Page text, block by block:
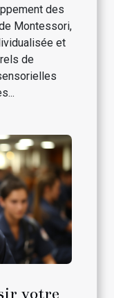
des
Montessori,
et
de
votre